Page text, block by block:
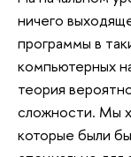
ничего
программы в
компьютерных
теория
сложности. Мы
которые были